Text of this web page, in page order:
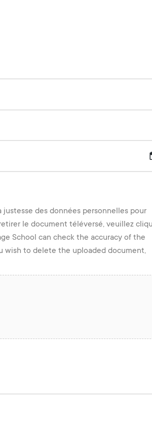
des données personnelles pour
le document téléversé, veuillez
School can check the accuracy of the
wish to delete the uploaded document,